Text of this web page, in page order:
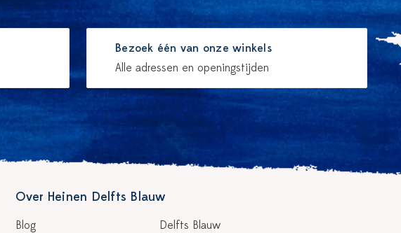
Bezoek één van onze winkels
Alle adressen en openingstijden
Over Heinen Delfts Blauw
Blog Delfts Blauw